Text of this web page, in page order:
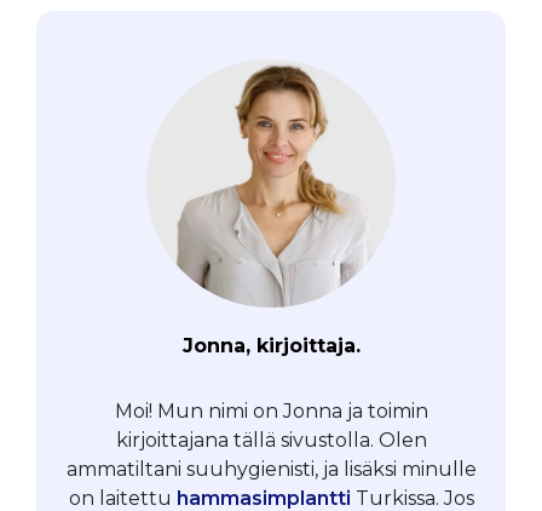
Jonna, kirjoittaja.
Moi! Mun nimi on Jonna ja toimin
kirjoittajana tällä sivustolla. Olen
ammatiltani suuhygienisti, ja lisäksi minulle
on laitettu hammasimplantti Turkissa. Jos